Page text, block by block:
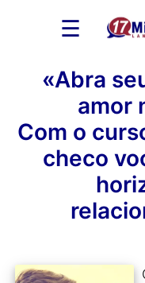
☰
«Abra
amor
Com o
checo